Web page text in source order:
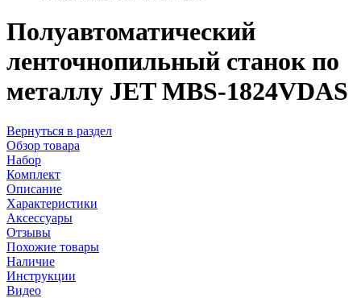
Полуавтоматический
ленточнопильный станок по
металлу JET MBS-1824VDAS
Вернуться в раздел
Обзор товара
Набор
Комплект
Описание
Характеристики
Аксессуары
Отзывы
Похожие товары
Наличие
Инструкции
Видео